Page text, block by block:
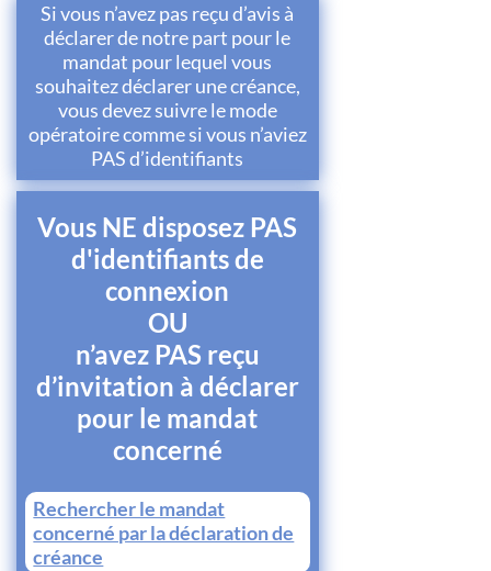
Si vous n’avez pas reçu d’avis à
déclarer de notre part pour le
mandat pour lequel vous
souhaitez déclarer une créance,
vous devez suivre le mode
opératoire comme si vous n’aviez
PAS d’identifiants
Vous NE disposez PAS
d'identifiants de
connexion
OU
n’avez PAS reçu
d’invitation à déclarer
pour le mandat
concerné
Rechercher le mandat
concerné par la déclaration de
créance